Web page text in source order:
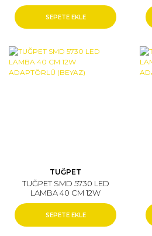
SEPETE EKLE
TUĞPET
TUĞPET SMD 5730 LED
LAMBA 40 CM 12W
ADAPTÖRLÜ (BEYAZ)
SEPETE EKLE